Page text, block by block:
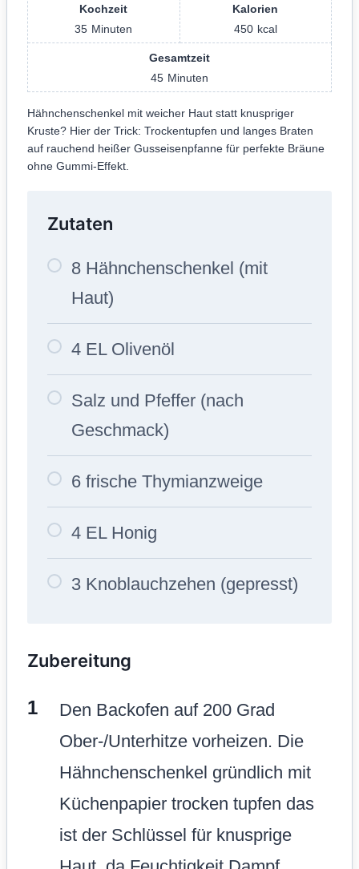
Kochzeit
35 Minuten
Kalorien
450 kcal
Gesamtzeit
45 Minuten
Hähnchenschenkel mit weicher Haut statt knuspriger
Kruste? Hier der Trick: Trockentupfen und langes Braten
auf rauchend heißer Gusseisenpfanne für perfekte Bräune
ohne Gummi-Effekt.
Zutaten
8 Hähnchenschenkel (mit
Haut)
4 EL Olivenöl
Salz und Pfeffer (nach
Geschmack)
6 frische Thymianzweige
4 EL Honig
3 Knoblauchzehen (gepresst)
Zubereitung
Den Backofen auf 200 Grad
Ober-/Unterhitze vorheizen. Die
Hähnchenschenkel gründlich mit
Küchenpapier trocken tupfen das
ist der Schlüssel für knusprige